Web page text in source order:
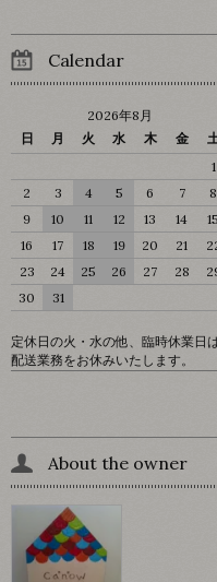
Calendar
2026年8月
日
月 火 水 木 金
1
2
3 4 5 6 7
8
9
10 11 12 13 14
15
16
17 18 19 20 21
23
24 25 26 27 28
30
31
定休日の火・水の他、臨時休業日
配送業務をお休みいたします。
About the owner